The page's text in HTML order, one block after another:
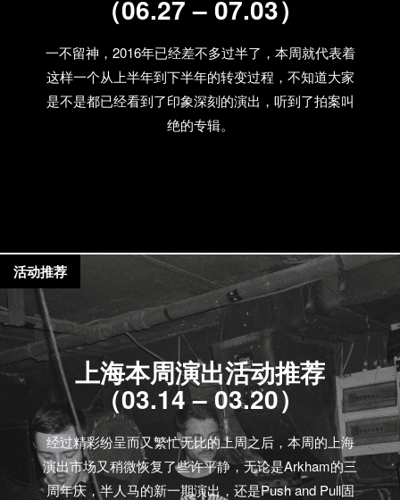
（06.27 – 07.03）
一不留神，2016年已经差不多过半了，本周就代表着
这样一个从上半年到下半年的转变过程，不知道大家
是不是都已经看到了印象深刻的演出，听到了拍案叫
绝的专辑。
上海本周演出活动推荐
（03.14 – 03.20）
经过精彩纷呈而又繁忙无比的上周之后，本周的上海
演出市场又稍微恢复了些许平静，无论是Arkham的三
周年庆，半人马的新一期演出，还是Push and Pull固
活动推荐